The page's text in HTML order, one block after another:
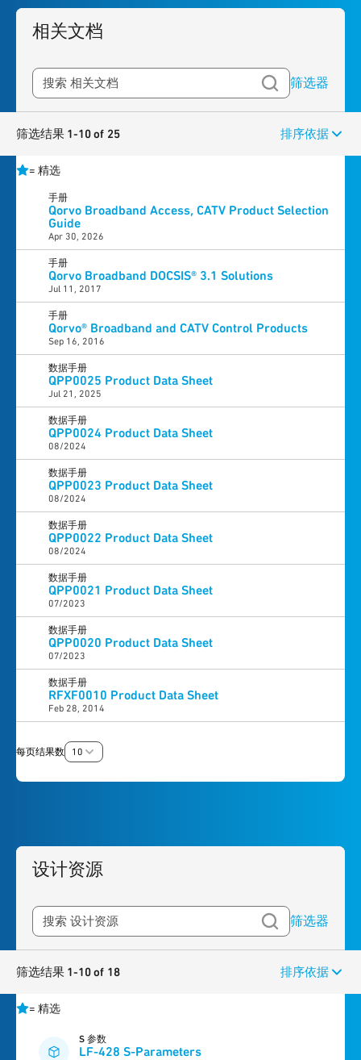
相关文档
筛选器
筛选结果 1-10 of 25 排序依据
= 精选
手册
Qorvo Broadband Access, CATV Product Selection
Guide
Apr 30, 2026
手册
Qorvo Broadband DOCSIS® 3.1 Solutions
Jul 11, 2017
手册
Qorvo® Broadband and CATV Control Products
Sep 16, 2016
数据手册
QPP0025 Product Data Sheet
Jul 21, 2025
数据手册
QPP0024 Product Data Sheet
08/2024
数据手册
QPP0023 Product Data Sheet
08/2024
数据手册
QPP0022 Product Data Sheet
08/2024
数据手册
QPP0021 Product Data Sheet
07/2023
数据手册
QPP0020 Product Data Sheet
07/2023
数据手册
RFXF0010 Product Data Sheet
Feb 28, 2014
每页结果数 10
设计资源
筛选器
筛选结果 1-10 of 18 排序依据
= 精选
S 参数
LF-428 S-Parameters